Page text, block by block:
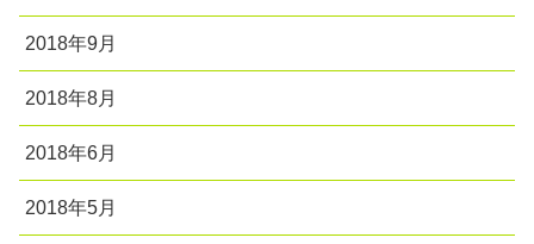
2018年9月
2018年8月
2018年6月
2018年5月